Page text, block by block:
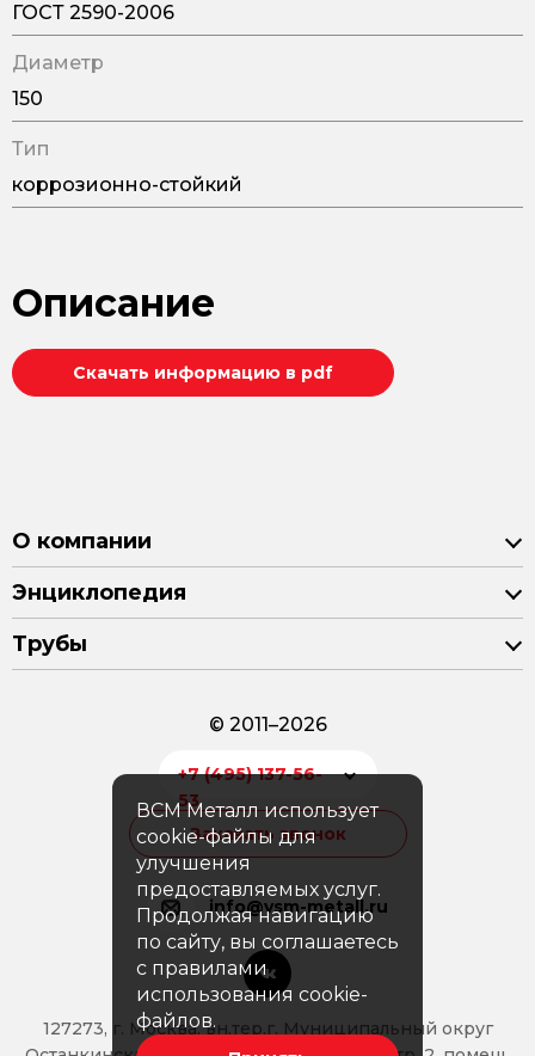
ГОСТ 2590-2006
Диаметр
150
Тип
коррозионно-стойкий
Описание
Скачать информацию в pdf
О компании
Энциклопедия
Трубы
© 2011–2026
+7 (495) 137-56-
53
Заказать звонок
info@vsm-metall.ru
127273, г. Москва, вн.тер.г. Муниципальный округ
ВСМ Металл использует
cookie-файлы для
улучшения
предоставляемых услуг.
Продолжая навигацию
по сайту, вы соглашаетесь
с правилами
использования cookie-
файлов.